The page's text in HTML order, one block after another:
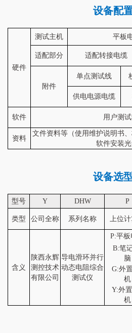
设备配
硬件
测试主机 平板
适配部分 适配转接电缆
附件
单点测试线
供电电源电缆
软件 用户测
资料
文件资料等（使用维护说明书
软件安装光
设备选
型号 Y DHW P
类型 公司全称 系列名称 上位
含义
陕西永辉
测控技术
有限公司
导电滑环并行
动态电阻综合
测试仪
P:平板
B:笔
脑
G:外
机
Y:外
机